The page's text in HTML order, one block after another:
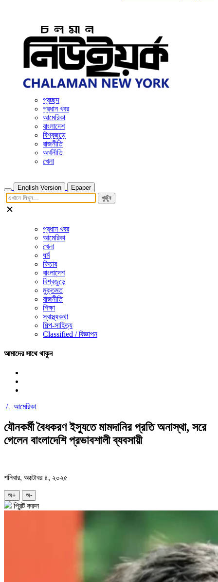
প্রচ্ছদ
প্রধান খবর
আমেরিকা
বাংলাদেশ
বিশ্বজুড়ে
রাজনীতি
অর্থনীতি
খেলা
English Version
Epaper
খুজুঁন
প্রধান খবর
আমেরিকা
খেলা
ধর্ম
ফিচার
বাংলাদেশ
বিশ্বজুড়ে
মুক্তমত
রাজনীতি
শিক্ষা
স্বাস্থ্যকথা
শিল্প-সাহিত্য
Classified / বিজ্ঞাপন
আমাদের সাথে থাকুন
/ আমেরিকা
যৌনকর্মী বৈধকরণ ইস্যুতে মামদানির প্রতি অনাস্থা, সরে
গেলেন বাংলাদেশি প্রভাবশালী ব্যবসায়ী
শনিবার, অক্টোবর ৪, ২০২৫
অ+ অ-
প্রিন্ট করুন